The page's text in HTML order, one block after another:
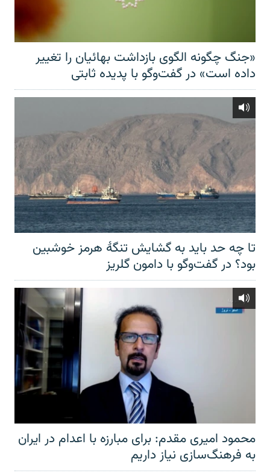
«جنگ چگونه الگوی بازداشت بهائیان را تغییر
داده است» در گفت‌وگو با پدیده ثابتی
تا چه حد باید به گشایش تنگهٔ هرمز خوشبین
بود؟ در گفت‌وگو با دامون گلریز
محمود امیری مقدم: برای مبارزه با اعدام در ایران
به فرهنگ‌سازی نیاز داریم